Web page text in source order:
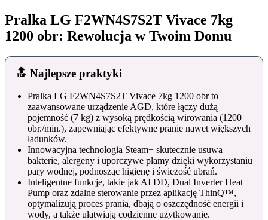
Pralka LG F2WN4S7S2T Vivace 7kg
1200 obr: Rewolucja w Twoim Domu
🔝 Najlepsze praktyki
Pralka LG F2WN4S7S2T Vivace 7kg 1200 obr to
zaawansowane urządzenie AGD, które łączy dużą
pojemność (7 kg) z wysoką prędkością wirowania (1200
obr./min.), zapewniając efektywne pranie nawet większych
ładunków.
Innowacyjna technologia Steam+ skutecznie usuwa
bakterie, alergeny i uporczywe plamy dzięki wykorzystaniu
pary wodnej, podnosząc higienę i świeżość ubrań.
Inteligentne funkcje, takie jak AI DD, Dual Inverter Heat
Pump oraz zdalne sterowanie przez aplikację ThinQ™,
optymalizują proces prania, dbają o oszczędność energii i
wody, a także ułatwiają codzienne użytkowanie.